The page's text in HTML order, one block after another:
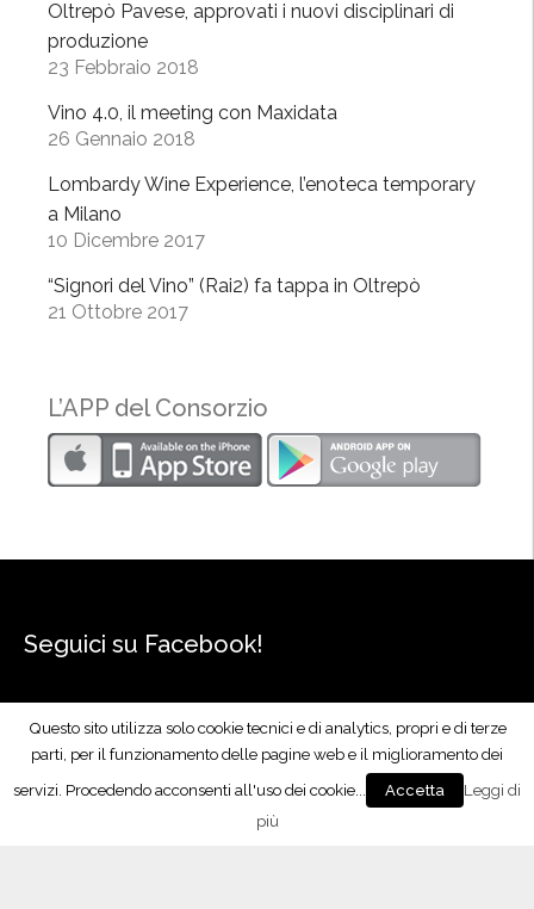
ò
c
’
è
”
Oltrepò Pavese, approvati i nuovi disciplinari di
produzione
23 Febbraio 2018
Vino 4.0, il meeting con Maxidata
26 Gennaio 2018
Lombardy Wine Experience, l’enoteca temporary
a Milano
10 Dicembre 2017
“Signori del Vino” (Rai2) fa tappa in Oltrepò
21 Ottobre 2017
L’APP del Consorzio
Seguici su Facebook!
Questo sito utilizza solo cookie tecnici e di analytics, propri e di terze
parti, per il funzionamento delle pagine web e il miglioramento dei
servizi. Procedendo acconsenti all'uso dei cookie...
Accetta
Leggi di
più